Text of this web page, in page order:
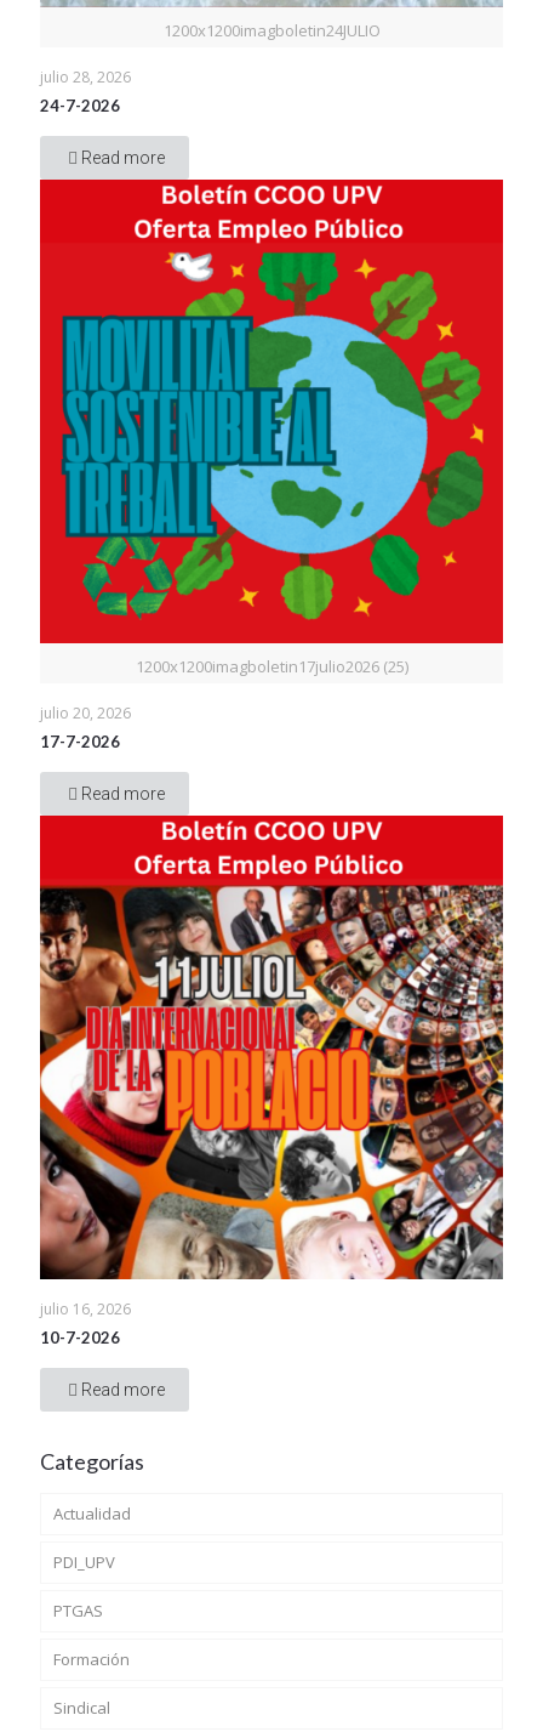
1200x1200imagboletin24JULIO
julio 28, 2026
24-7-2026
Read more
1200x1200imagboletin17julio2026 (25)
julio 20, 2026
17-7-2026
Read more
julio 16, 2026
10-7-2026
Read more
Categorías
Actualidad
PDI_UPV
PTGAS
Formación
Sindical